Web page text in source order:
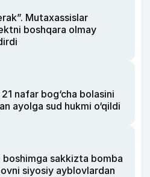
Mutaxassislar
boshqara olmay
nafar bog‘cha bolasini
ayolga sud hukmi o‘qildi
boshimga sakkizta bomba
siyosiy ayblovlardan